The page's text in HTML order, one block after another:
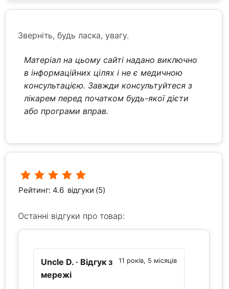
Зверніть, будь ласка, увагу.
Матеріал на цьому сайті надано виключно
в інформаційних цілях і не є медичною
консультацією. Завжди консультуйтеся з
лікарем перед початком будь-якої дієти
або програми вправ.
Рейтинг: 4.6 відгуки (5)
Останні відгуки про товар:
11 років, 5 місяців
Uncle D. · Відгук з
мережі